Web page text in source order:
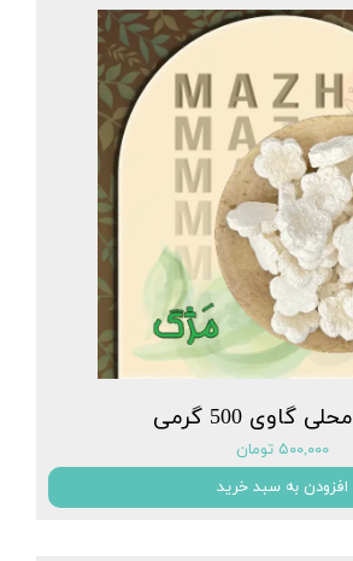
گاوی 500 گرمی
۵۰۰,۰۰۰ تومان
افزودن به سبد خرید